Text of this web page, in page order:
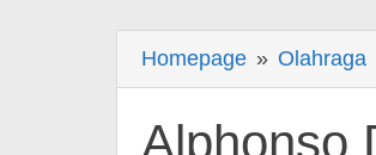
Homepage » Olahraga
Alphonso